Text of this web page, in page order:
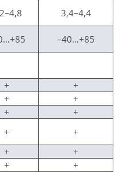
3,4–4,4
–40…+85
+
+
+
+
+
+
+
+
+
+
+
+